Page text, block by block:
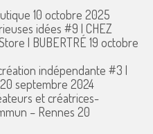
10 octobre 2025
idées #9 | CHEZ
| BUBERTRÉ 19 octobre
indépendante #3 |
20 septembre 2024
et créatrices-
– Rennes 20